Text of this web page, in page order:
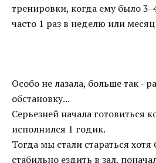
тренировки, когда ему было 3-
часто 1 раз в неделю или месяц
Особо не лазала, больше так -
обстановку...
Серьезней начала готовиться
исполнился 1 годик.
Тогда мы стали стараться
стабильно ездить в зал,